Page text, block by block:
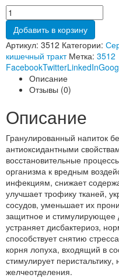
Добавить в корзину
Артикул: 3512 Категории:
кишечный тракт Метка: 3512
FacebookTwitterLinkedIn
Описание
Отзывы (0)
Описание
Гранулированный напиток
антиоксидантными
восстановительные
организма к вредным
инфекциям, снижает
улучшает трофику тканей,
сосудов, уменьшает их
защитное и стимулирующее
устраняет дисбактериоз,
способствует снятию
корня лопуха, входящий в
стимулирует
желчеотделения.